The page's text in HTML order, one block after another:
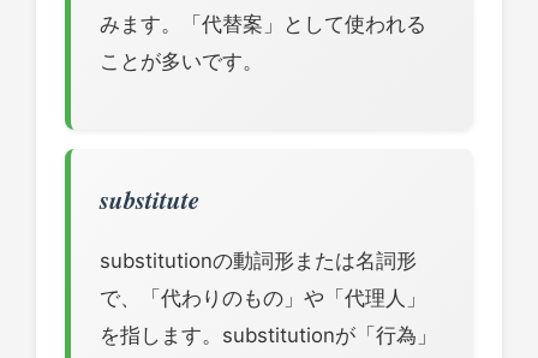
みます。「代替案」として使われる
ことが多いです。
substitute
substitutionの動詞形または名詞形
で、「代わりのもの」や「代理人」
を指します。substitutionが「行為」